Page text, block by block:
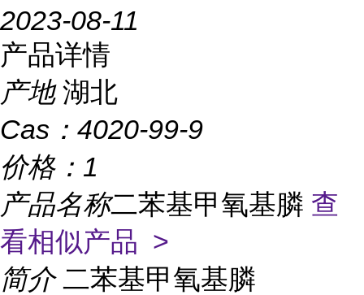
2023-08-11
产品详情
产地 湖北
Cas： 4020-99-9
价格： 1
产品名称二苯基甲氧基膦 查
看相似产品 >
简介 二苯基甲氧基膦